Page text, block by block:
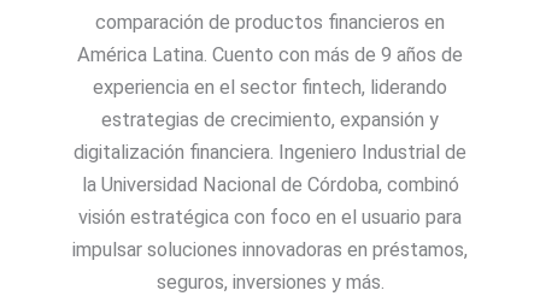
comparación de productos financieros en
América Latina. Cuento con más de 9 años de
experiencia en el sector fintech, liderando
estrategias de crecimiento, expansión y
digitalización financiera. Ingeniero Industrial de
la Universidad Nacional de Córdoba, combinó
visión estratégica con foco en el usuario para
impulsar soluciones innovadoras en préstamos,
seguros, inversiones y más.